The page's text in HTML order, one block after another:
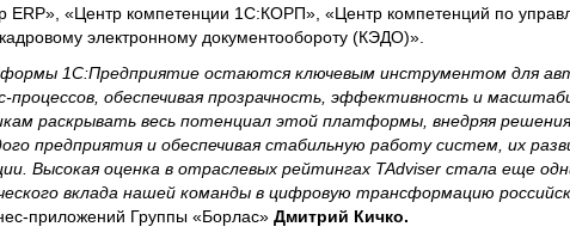
ERP», «Центр компетенции 1С:КОРП», «Центр компетенций по
электронному документообороту (КЭДО)».
1С:Предприятие остаются ключевым инструментом для
обеспечивая прозрачность, эффективность и
раскрывать весь потенциал этой платформы, внедряя
предприятия и обеспечивая стабильную работу систем, их
Высокая оценка в отраслевых рейтингах TAdviser стала еще
вклада нашей команды в цифровую трансформацию
Группы «Борлас» Дмитрий Кичко.